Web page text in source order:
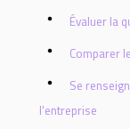
Évaluer la
Comparer
Se
l'entreprise